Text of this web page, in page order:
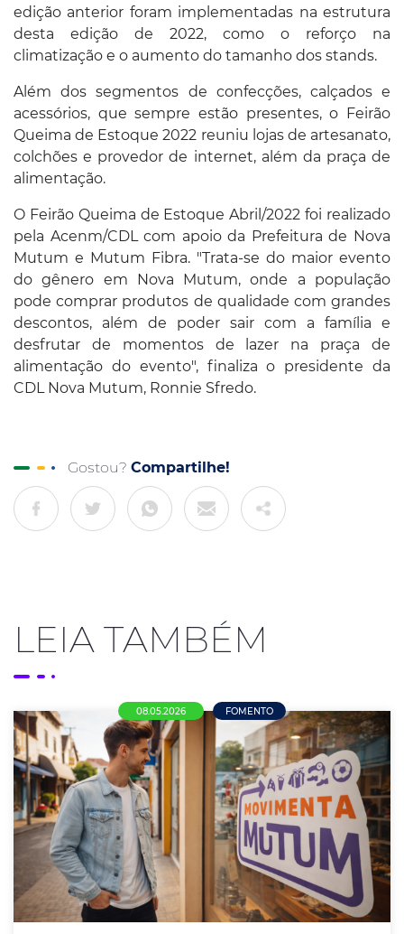
edição anterior foram implementadas na estrutura
desta edição de 2022, como o reforço na
climatização e o aumento do tamanho dos stands.
Além dos segmentos de confecções, calçados e
acessórios, que sempre estão presentes, o Feirão
Queima de Estoque 2022 reuniu lojas de artesanato,
colchões e provedor de internet, além da praça de
alimentação.
O Feirão Queima de Estoque Abril/2022 foi realizado
pela Acenm/CDL com apoio da Prefeitura de Nova
Mutum e Mutum Fibra. "Trata-se do maior evento
do gênero em Nova Mutum, onde a população
pode comprar produtos de qualidade com grandes
descontos, além de poder sair com a família e
desfrutar de momentos de lazer na praça de
alimentação do evento", finaliza o presidente da
CDL Nova Mutum, Ronnie Sfredo.
Gostou? Compartilhe!
LEIA TAMBÉM
08.05.2026 FOMENTO
Movimenta Mutum supera expectativas e
ultrapassa R$ 1 milhão em vendas
processadas nos primeiros 15 dias
Campanha já soma mais de 17 mil cupons validados e
realiza neste domingo o primeiro sorteio de R$ 10 mil